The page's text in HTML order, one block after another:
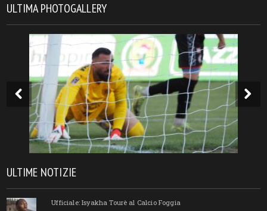
ULTIMA PHOTOGALLERY
ULTIME NOTIZIE
Ufficiale: Isyakha Tourè al Calcio Foggia